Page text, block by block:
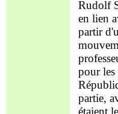
Rudolf
en lien
partir
pour les
partie,
étaient